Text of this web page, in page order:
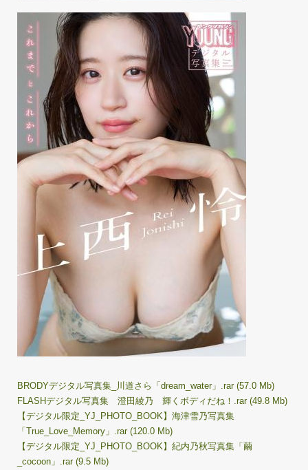
BRODYデジタル写真集_川道さら「dream_water」.rar (57.0 Mb)
FLASHデジタル写真集 澄田綾乃 輝くボディだね！.rar (49.8 Mb)
【デジタル限定_YJ_PHOTO_BOOK】海津雪乃写真集
「True_Love_Memory」.rar (120.0 Mb)
【デジタル限定_YJ_PHOTO_BOOK】紀内乃秋写真集「繭
_cocoon」.rar (9.5 Mb)